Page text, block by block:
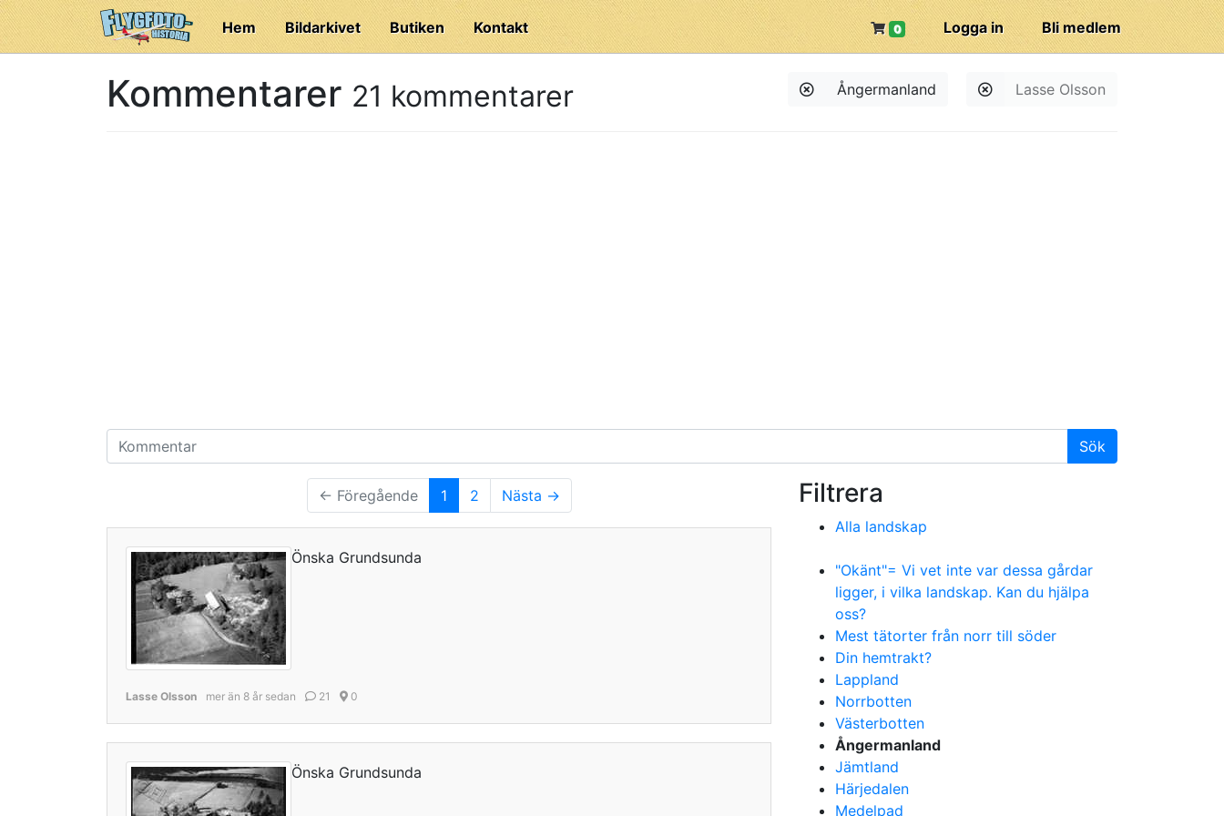
Hem Bildarkivet Butiken Kontakt Bli medlem
Logga in
0
Lasse Olsson
Ångermanland
Kommentarer 21 kommentarer
← Föregående 1 2 Nästa →
Önska Grundsunda
Lasse Olsson mer än 8 år sedan 21 0
Önska Grundsunda
Filtrera
Alla landskap
"Okänt"= Vi vet inte var dessa gårdar
ligger, i vilka landskap. Kan du hjälpa
oss?
Mest tätorter från norr till söder
Din hemtrakt?
Lappland
Norrbotten
Västerbotten
Ångermanland
Jämtland
Härjedalen
Medelpad